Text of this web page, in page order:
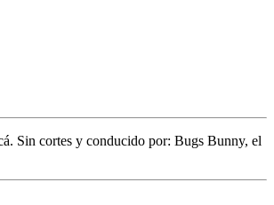
Sin cortes y conducido por: Bugs Bunny, el